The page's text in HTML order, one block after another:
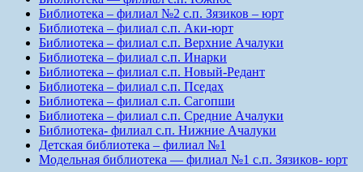
Библиотека – филиал №2 с.п. Зязиков – юрт
Библиотека – филиал с.п. Аки-юрт
Библиотека – филиал с.п. Верхние Ачалуки
Библиотека – филиал с.п. Инарки
Библиотека – филиал с.п. Новый-Редант
Библиотека – филиал с.п. Пседах
Библиотека – филиал с.п. Сагопши
Библиотека – филиал с.п. Средние Ачалуки
Библиотека- филиал с.п. Нижние Ачалуки
Детская библиотека – филиал №1
Модельная библиотека — филиал №1 с.п. Зязиков- юрт